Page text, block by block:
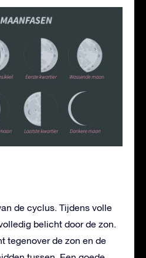
de cyclus. Tijdens volle
belicht door de zon.
tegenover de zon en de